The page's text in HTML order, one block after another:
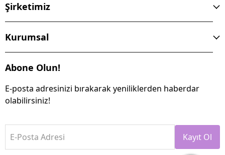
Şirketimiz
Kurumsal
Abone Olun!
E-posta adresinizi bırakarak yeniliklerden haberdar
olabilirsiniz!
E-Posta Adresi Kayıt Ol